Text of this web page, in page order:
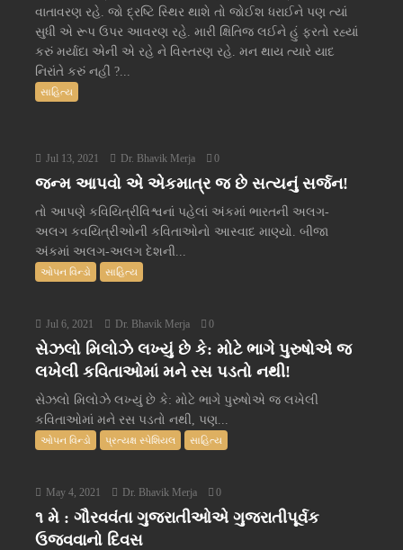
વાતાવરણ રહે. જો દ્રષ્ટિ સ્થિર થાશે તો જોઈશ ધરાઈને પણ ત્યાં
સુધી એ રૂપ ઉપર આવરણ રહે. મારી ક્ષિતિજ લઈને હું ફરતો રહ્યાં
કરું મર્યાદા એની એ રહે ને વિસ્તરણ રહે. મન થાય ત્યારે યાદ
નિરાંતે કરું નહીં ?...
સાહિત્ય
Jul 13, 2021 Dr. Bhavik Merja 0
જન્મ આપવો એ એકમાત્ર જ છે સત્યનું સર્જન!
તો આપણે કવિયિત્રીવિશ્વનાં પહેલાં અંકમાં ભારતની અલગ-
અલગ કવયિત્રીઓની કવિતાઓનો આસ્વાદ માણ્યો. બીજા
અંકમાં અલગ-અલગ દેશની...
ઓપન વિન્ડો સાહિત્ય
Jul 6, 2021 Dr. Bhavik Merja 0
સેઝલો મિલોઝે લખ્યું છે કે: મોટે ભાગે પુરુષોએ જ
લખેલી કવિતાઓમાં મને રસ પડતો નથી!
સેઝલો મિલોઝે લખ્યું છે કે: મોટે ભાગે પુરુષોએ જ લખેલી
કવિતાઓમાં મને રસ પડતો નથી, પણ...
ઓપન વિન્ડો પ્રત્યક્ષ સ્પેશિયલ સાહિત્ય
May 4, 2021 Dr. Bhavik Merja 0
૧ મે : ગૌરવવંતા ગુજરાતીઓએ ગુજરાતીપૂર્વક
ઉજવવાનો દિવસ